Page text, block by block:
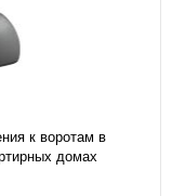
к воротам в
домах